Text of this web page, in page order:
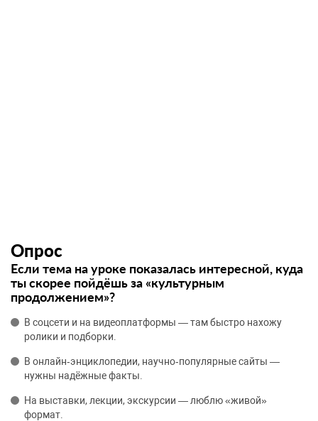
Опрос
Если тема на уроке показалась интересной, куда
ты скорее пойдёшь за «культурным
продолжением»?
В соцсети и на видеоплатформы — там быстро нахожу
ролики и подборки.
В онлайн‑энциклопедии, научно‑популярные сайты —
нужны надёжные факты.
На выставки, лекции, экскурсии — люблю «живой»
формат.